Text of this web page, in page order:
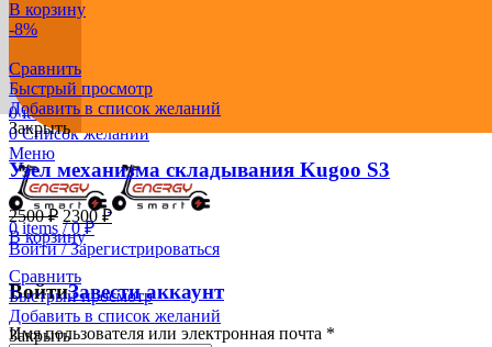
8 (928) 210-02-88
0items / 0₽
0Список желаний
Меню
0items / 0₽
Войти / Зарегистрироваться
ВойтиЗавести аккаунт
Имя пользователя или электронная почта *
В корзину
-8%
Сравнить
Быстрый просмотр
Добавить в список желаний
Закрыть
Узел механизма складывания Kugoo S3
2500₽ 2300₽
В корзину
Сравнить
Быстрый просмотр
Добавить в список желаний
Закрыть